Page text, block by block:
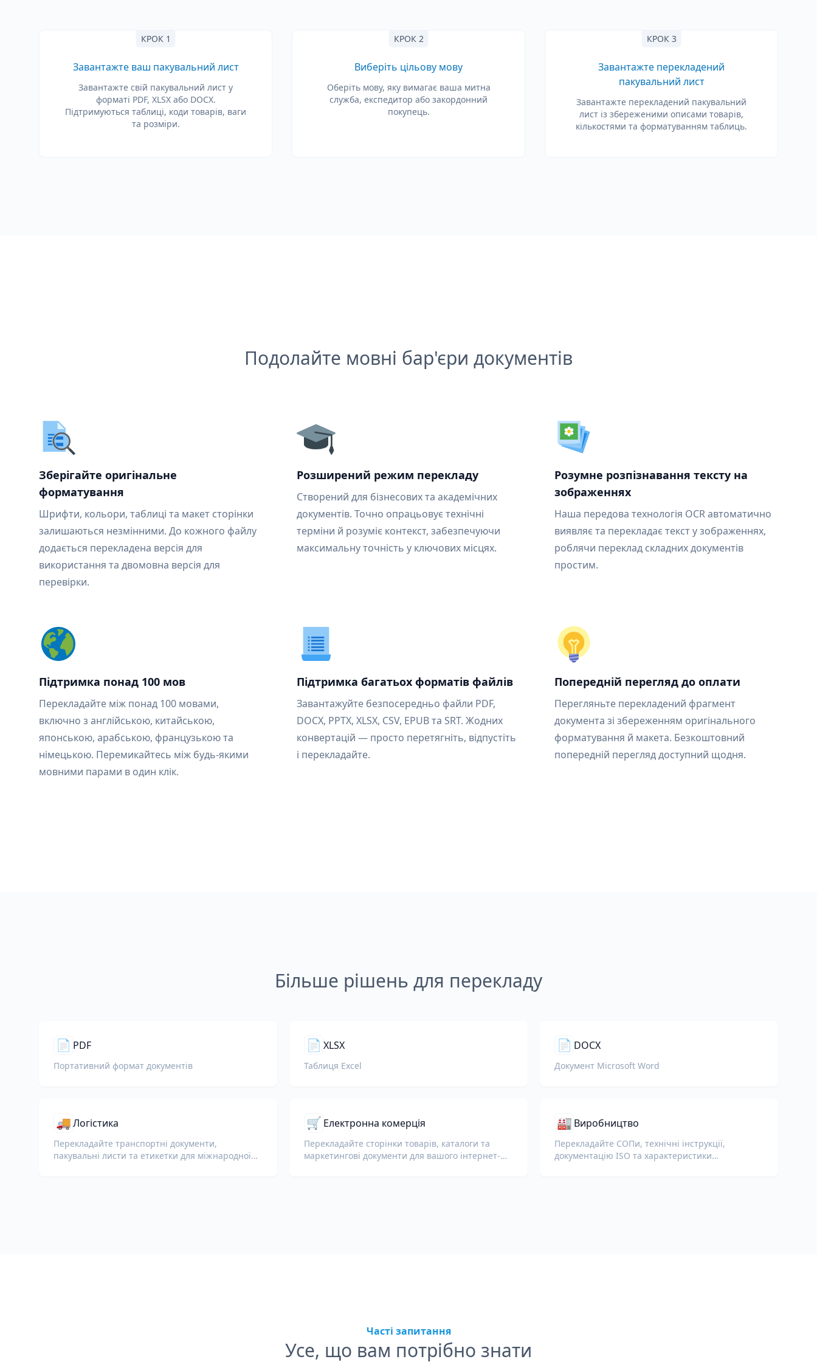
КРОК 1
Завантажте ваш пакувальний лист
Завантажте свій пакувальний лист у
форматі PDF, XLSX або DOCX.
Підтримуються таблиці, коди товарів, ваги
та розміри.
КРОК 2
Виберіть цільову мову
Оберіть мову, яку вимагає ваша митна
служба, експедитор або закордонний
покупець.
КРОК 3
Завантажте перекладений
пакувальний лист
Завантажте перекладений пакувальний
лист із збереженими описами товарів,
кількостями та форматуванням таблиць.
Подолайте мовні бар'єри документів
Зберігайте оригінальне
форматування
Шрифти, кольори, таблиці та макет сторінки
залишаються незмінними. До кожного файлу
додається перекладена версія для
використання та двомовна версія для
перевірки.
Розширений режим перекладу
Створений для бізнесових та академічних
документів. Точно опрацьовує технічні
терміни й розуміє контекст, забезпечуючи
максимальну точність у ключових місцях.
Розумне розпізнавання тексту на
зображеннях
Наша передова технологія OCR автоматично
виявляє та перекладає текст у зображеннях,
роблячи переклад складних документів
простим.
Підтримка понад 100 мов
Перекладайте між понад 100 мовами,
включно з англійською, китайською,
японською, арабською, французькою та
німецькою. Перемикайтесь між будь-якими
мовними парами в один клік.
Підтримка багатьох форматів файлів
Завантажуйте безпосередньо файли PDF,
DOCX, PPTX, XLSX, CSV, EPUB та SRT. Жодних
конвертацій — просто перетягніть, відпустіть
і перекладайте.
Попередній перегляд до оплати
Перегляньте перекладений фрагмент
документа зі збереженням оригінального
форматування й макета. Безкоштовний
попередній перегляд доступний щодня.
Більше рішень для перекладу
📄 PDF
Портативний формат документів
📄 XLSX
Таблиця Excel
📄 DOCX
Документ Microsoft Word
🚚Логістика
Перекладайте транспортні документи,
пакувальні листи та етикетки для міжнародної
🛒 Електронна комерція
Перекладайте сторінки товарів, каталоги та
маркетингові документи для вашого інтернет-
🏭 Виробництво
Перекладайте СОПи, технічні інструкції,
документацію ISO та характеристики
Часті запитання
Усе, що вам потрібно знати